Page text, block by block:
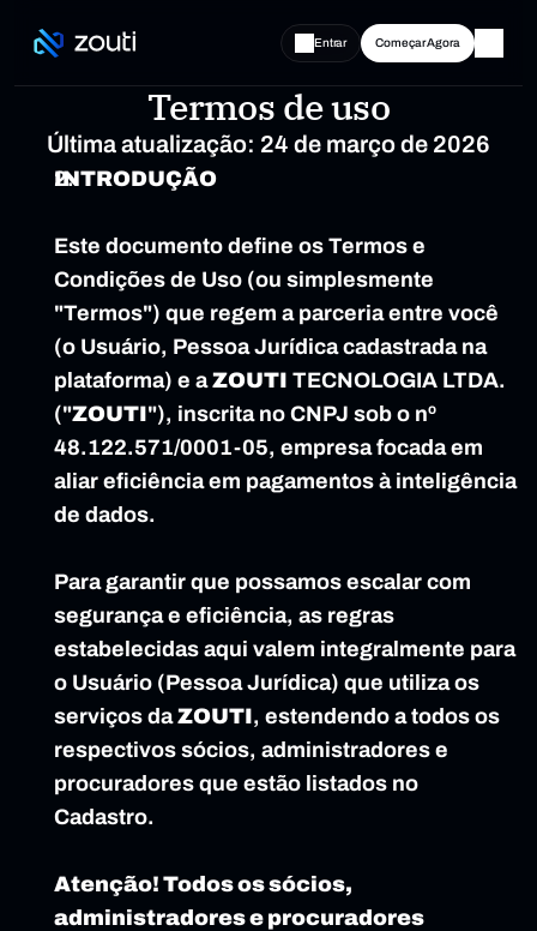
Entrar Começar Agora
Termos de uso
Última atualização: 24 de março de 2026
INTRODUÇÃO
Este documento define os Termos e
Condições de Uso (ou simplesmente
"Termos") que regem a parceria entre você
(o Usuário, Pessoa Jurídica cadastrada na
plataforma) e a ZOUTI TECNOLOGIA LTDA.
("ZOUTI"), inscrita no CNPJ sob o nº
48.122.571/0001-05, empresa focada em
aliar eficiência em pagamentos à inteligência
de dados.
Para garantir que possamos escalar com
segurança e eficiência, as regras
estabelecidas aqui valem integralmente para
o Usuário (Pessoa Jurídica) que utiliza os
serviços da ZOUTI, estendendo a todos os
respectivos sócios, administradores e
procuradores que estão listados no
Cadastro.
Atenção! Todos os sócios,
administradores e procuradores